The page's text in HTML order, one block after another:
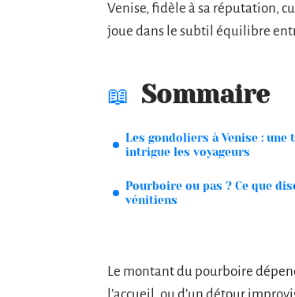
Venise, fidèle à sa réputation,
joue dans le subtil équilibre
Sommaire
Les gondoliers à Venise :
intrigue les voyageurs
Pourboire ou pas ? Ce que
vénitiens
Le montant du pourboire